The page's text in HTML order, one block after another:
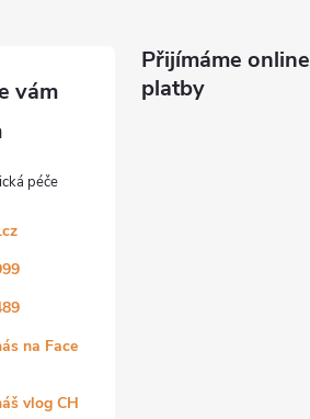
na Face
vlog CH
Přijímáme online
platby